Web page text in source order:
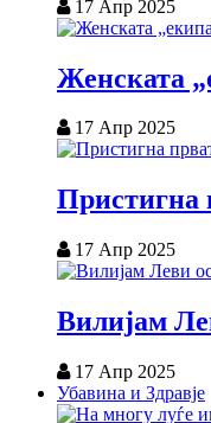
17 Апр 2025
Женската
17 Апр 2025
Пристигна
17 Апр 2025
Вилијам
17 Апр 2025
Убавина и Здравје